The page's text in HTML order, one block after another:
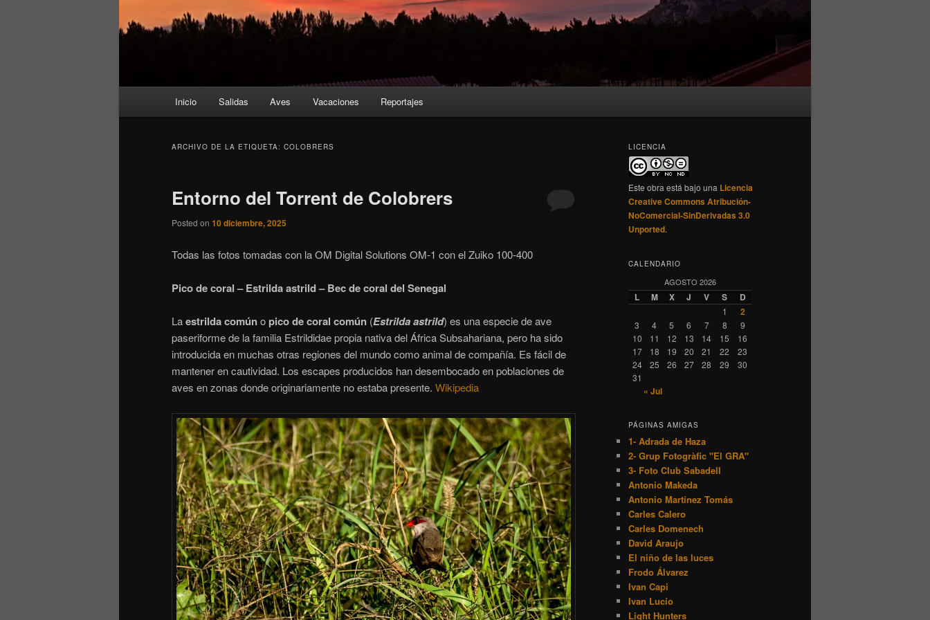
Inicio Salidas Aves Vacaciones Reportajes
ARCHIVO DE LA ETIQUETA: COLOBRERS
Entorno del Torrent de Colobrers
Posted on 10 diciembre, 2025
Todas las fotos tomadas con la OM Digital Solutions OM-1 con el Zuiko 100-400
Pico de coral – Estrilda astrild – Bec de coral del Senegal
Laestrilda comúno pico de coral común (Estrilda astrild) es una especie de ave
paseriforme de la familia Estrildidae propia nativa del África Subsahariana, pero ha sido
introducida en muchas otras regiones del mundo como animal de compañía. Es fácil de
mantener en cautividad. Los escapes producidos han desembocado en poblaciones de
aves en zonas donde originariamente no estaba presente. Wikipedia
LICENCIA
Este obra está bajo una Licencia
Creative Commons Atribución-
NoComercial-SinDerivadas 3.0
Unported.
CALENDARIO
AGOSTO 2026
L M X J V S D
1 2
3 4 5 6 7 8
9
10
11 12 13 14 15
16
17
18 19 20 21 22
23
24
25 26 27 28 29
30
31
« Jul
PÁGINAS AMIGAS
1- Adrada de Haza
2- Grup Fotogràfic "El GRA"
3- Foto Club Sabadell
Antonio Makeda
Antonio Martínez Tomás
Carles Calero
Carles Domenech
David Araujo
El niño de las luces
Frodo Álvarez
Ivan Capi
Ivan Lucío
Light Hunters